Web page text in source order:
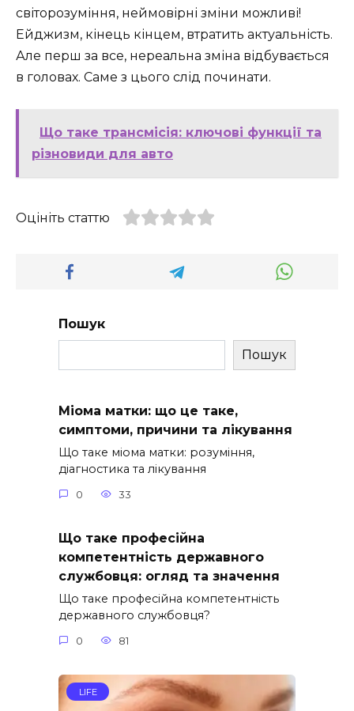
світорозуміння, неймовірні зміни можливі!
Ейджизм, кінець кінцем, втратить актуальність.
Але перш за все, нереальна зміна відбувається
в головах. Саме з цього слід починати.
Що таке трансмісія: ключові функції та
різновиди для авто
Оцініть статтю
Пошук
Пошук
Міома матки: що це таке,
симптоми, причини та лікування
Що таке міома матки: розуміння,
діагностика та лікування
0 33
Що таке професійна
компетентність державного
службовця: огляд та значення
Що таке професійна компетентність
державного службовця?
0 81
LIFE